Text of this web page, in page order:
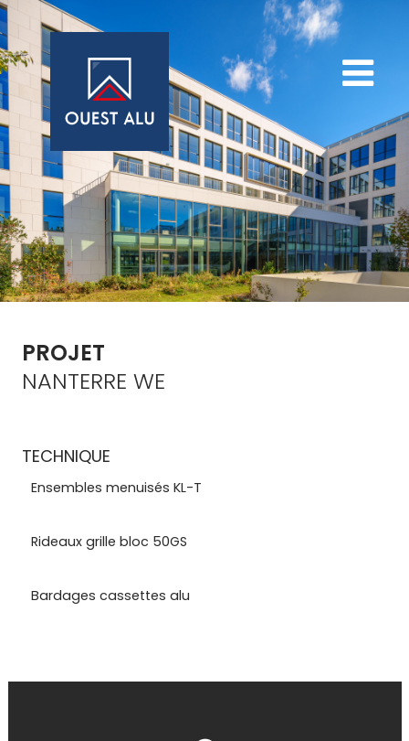
NANTERRE WE
TECHNIQUE
Ensembles menuisés KL-T
Rideaux grille bloc 50GS
Bardages cassettes alu